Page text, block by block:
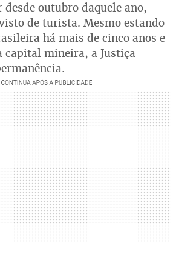
outubro daquele ano,
de turista. Mesmo estando
há mais de cinco anos e
capital mineira, a Justiça